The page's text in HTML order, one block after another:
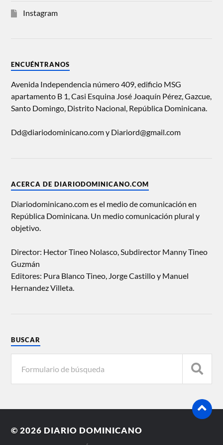
Instagram
ENCUÉNTRANOS
Avenida Independencia número 409, edificio MSG
apartamento B 1, Casi Esquina José Joaquín Pérez, Gazcue,
Santo Domingo, Distrito Nacional, República Dominicana.
Dd@diariodominicano.com y Diariord@gmail.com
ACERCA DE DIARIODOMINICANO.COM
Diariodominicano.com es el medio de comunicación en
República Dominicana. Un medio comunicación plural y
objetivo.
Director: Hector Tineo Nolasco, Subdirector Manny Tineo
Guzmán
Editores: Pura Blanco Tineo, Jorge Castillo y Manuel
Hernandez Villeta.
BUSCAR
© 2026 DIARIO DOMINICANO